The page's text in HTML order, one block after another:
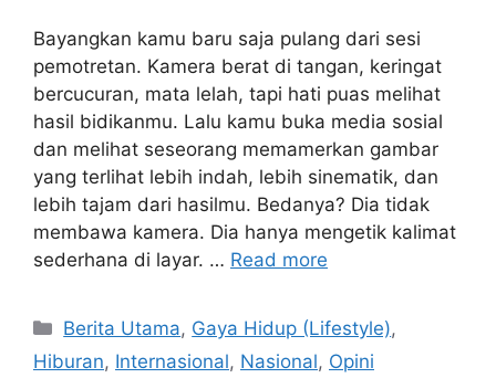
Bayangkan kamu baru saja pulang dari sesi
pemotretan. Kamera berat di tangan, keringat
bercucuran, mata lelah, tapi hati puas melihat
hasil bidikanmu. Lalu kamu buka media sosial
dan melihat seseorang memamerkan gambar
yang terlihat lebih indah, lebih sinematik, dan
lebih tajam dari hasilmu. Bedanya? Dia tidak
membawa kamera. Dia hanya mengetik kalimat
sederhana di layar. … Read more
C
a
Berita Utama, Gaya Hidup (Lifestyle),
Hiburan, Internasional, Nasional, Opini